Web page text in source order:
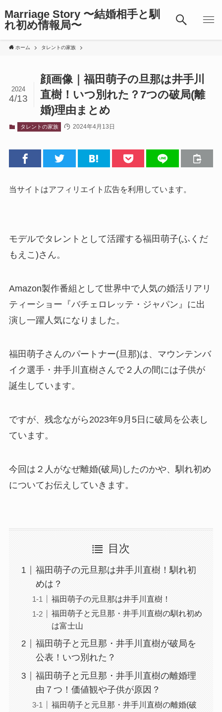
Marriage Story 〜結婚相手と馴
れ初め情報局〜
ホーム タレントの家族
顔画像｜福田萌子の旦那は井手川
直樹！いつ別れた？7つの破局(離
婚)理由まとめ
2024
4/13
タレントの家族 2024年4月13日
当サイトはアフィリエイト広告を利用しています。
モデルでタレントとして活躍する福田萌子(ふくだ
もえこ)さん。
Amazon製作番組として世界中で人気の婚活リアリ
ティーショー『バチェロレッテ・ジャパン』に出
演し一躍人気になりました。
福田萌子さんのパートナー(旦那)は、マウンテンバ
イク選手・井手川直樹さんで２人の間には子供が
誕生しています。
ですが、残念ながら2023年9月5日に破局を公表し
ています。
今回は２人がなぜ離婚(破局)したのかや、馴れ初め
についてお伝えしていきます。
目次
福田萌子の元旦那は井手川直樹！馴れ初
めは？
福田萌子の元旦那は井手川直樹！
福田萌子と元旦那・井手川直樹の馴れ初め
は富士山
福田萌子と元旦那・井手川直樹が破局を
公表！いつ別れた？
福田萌子と元旦那・井手川直樹の離婚理
由７つ！価値観や子供が原因？
福田萌子と元旦那・井手川直樹の離婚(破